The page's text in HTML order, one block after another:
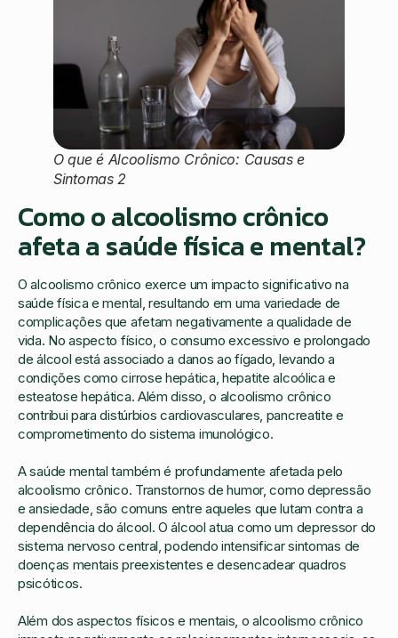
O que é Alcoolismo Crônico: Causas e
Sintomas 2
Como o alcoolismo crônico
afeta a saúde física e mental?
O alcoolismo crônico exerce um impacto significativo na
saúde física e mental, resultando em uma variedade de
complicações que afetam negativamente a qualidade de
vida. No aspecto físico, o consumo excessivo e prolongado
de álcool está associado a danos ao fígado, levando a
condições como cirrose hepática, hepatite alcoólica e
esteatose hepática. Além disso, o alcoolismo crônico
contribui para distúrbios cardiovasculares, pancreatite e
comprometimento do sistema imunológico.
A saúde mental também é profundamente afetada pelo
alcoolismo crônico. Transtornos de humor, como depressão
e ansiedade, são comuns entre aqueles que lutam contra a
dependência do álcool. O álcool atua como um depressor do
sistema nervoso central, podendo intensificar sintomas de
doenças mentais preexistentes e desencadear quadros
psicóticos.
Além dos aspectos físicos e mentais, o alcoolismo crônico